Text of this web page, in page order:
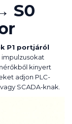
S0
P1 portjáról
impulzusokat
kinyert
adjon PLC-
SCADA-knak.